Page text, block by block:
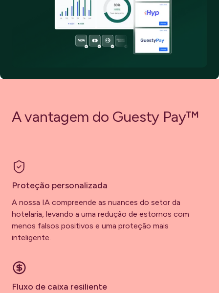
A vantagem do Guesty Pay™
Proteção personalizada
A nossa IA compreende as nuances do setor da
hotelaria, levando a uma redução de estornos com
menos falsos positivos e uma proteção mais
inteligente.
Fluxo de caixa resiliente